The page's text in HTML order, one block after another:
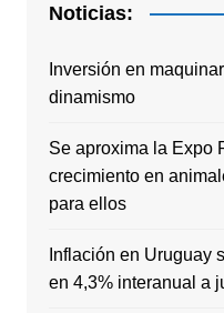
Noticias:
Inversión en
dinamismo
Se aproxima la Expo
crecimiento en
para ellos
Inflación en Uruguay
en 4,3% interanual a